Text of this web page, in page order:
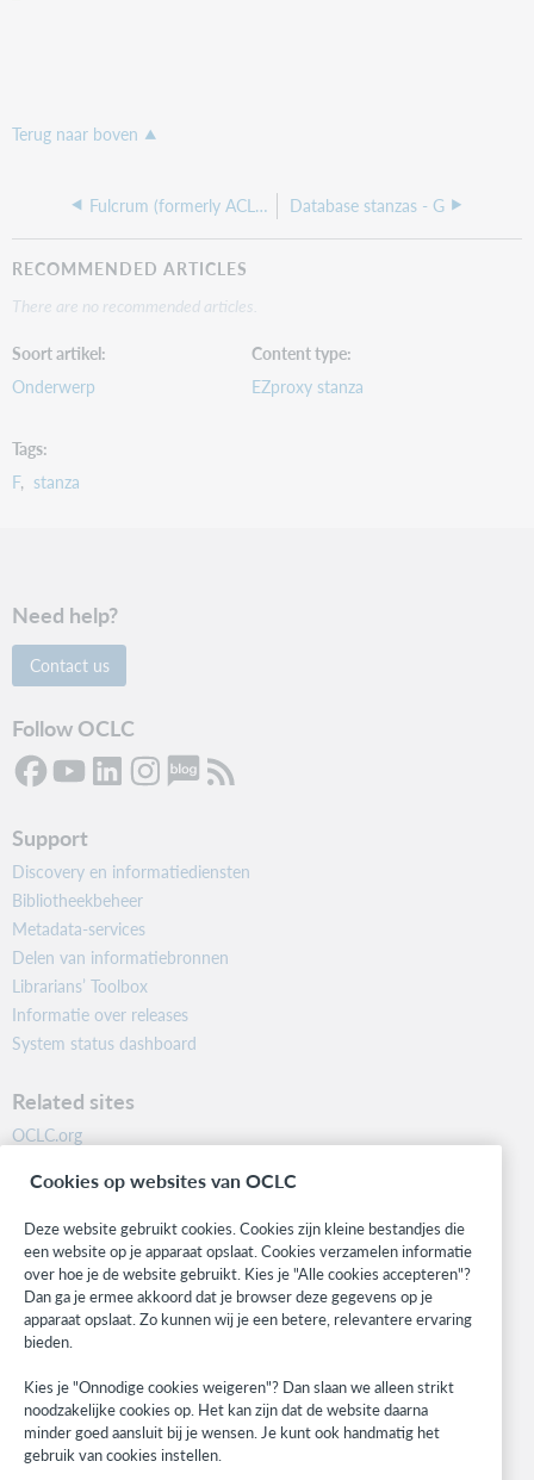
Terug naar boven
Fulcrum (formerly ACLS Humanities E-Book) Database stanzas - G
RECOMMENDED ARTICLES
There are no recommended articles.
Soort artikel
Onderwerp
Content type
EZproxy stanza
Tags
F stanza
Need help?
Contact us
Follow OCLC
Support
Discovery en informatiediensten
Bibliotheekbeheer
Metadata-services
Delen van informatiebronnen
Librarians’ Toolbox
Informatie over releases
System status dashboard
Related sites
OCLC.org
Community
Research
WebJunction
Developer Network
Stay in the know.
Get the latest product updates, research, events, and much more—
right to your inbox.
Subscribe now
Cookies op websites van OCLC
Deze website gebruikt cookies. Cookies zijn kleine bestandjes die
een website op je apparaat opslaat. Cookies verzamelen informatie
over hoe je de website gebruikt. Kies je "Alle cookies accepteren"?
Dan ga je ermee akkoord dat je browser deze gegevens op je
apparaat opslaat. Zo kunnen wij je een betere, relevantere ervaring
bieden.
Kies je "Onnodige cookies weigeren"? Dan slaan we alleen strikt
noodzakelijke cookies op. Het kan zijn dat de website daarna
minder goed aansluit bij je wensen. Je kunt ook handmatig het
gebruik van cookies instellen.